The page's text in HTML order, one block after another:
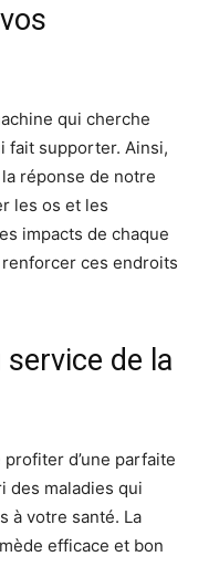
qui cherche
fait supporter. Ainsi,
réponse de notre
les os et les
impacts de chaque
ces endroits
de la
d’une parfaite
des maladies qui
à votre santé. La
efficace et bon